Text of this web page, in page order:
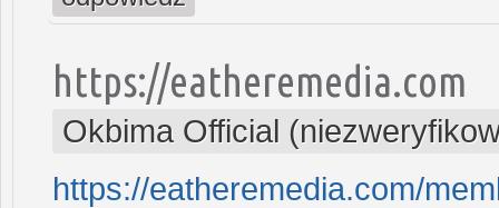
https://eatheremedia.com
Okbima Official
https://eatheremedia.com/